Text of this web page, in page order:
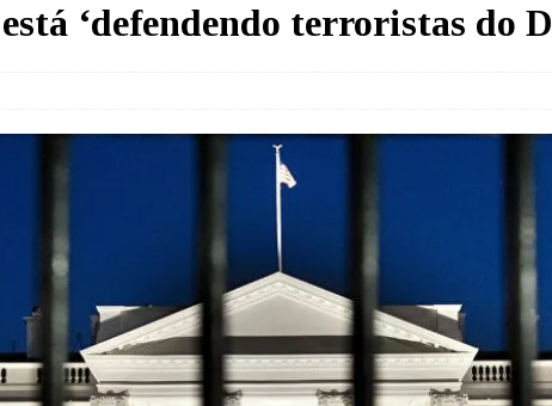
‘defendendo terroristas do